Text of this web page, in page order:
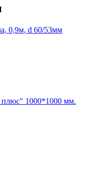
0,9м, d 60/53мм
1000*1000 мм.